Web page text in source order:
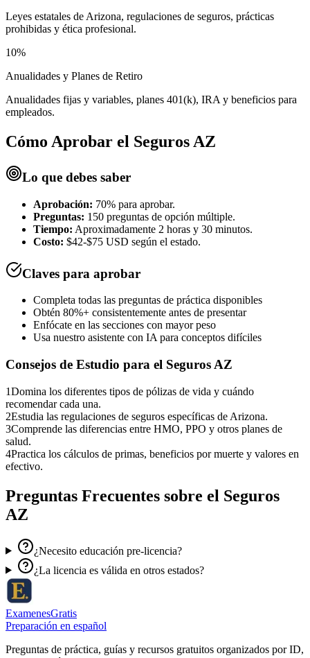
Leyes estatales de Arizona, regulaciones de seguros, prácticas
prohibidas y ética profesional.
10%
Anualidades y Planes de Retiro
Anualidades fijas y variables, planes 401(k), IRA y beneficios para
empleados.
Cómo Aprobar el Seguros AZ
Lo que debes saber
Aprobación: 70% para aprobar.
Preguntas: 150 preguntas de opción múltiple.
Tiempo: Aproximadamente 2 horas y 30 minutos.
Costo: $42-$75 USD según el estado.
Claves para aprobar
Completa todas las preguntas de práctica disponibles
Obtén 80%+ consistentemente antes de presentar
Enfócate en las secciones con mayor peso
Usa nuestro asistente con IA para conceptos difíciles
Consejos de Estudio para el Seguros AZ
1Domina los diferentes tipos de pólizas de vida y cuándo
recomendar cada una.
2Estudia las regulaciones de seguros específicas de Arizona.
3Comprende las diferencias entre HMO, PPO y otros planes de
salud.
4Practica los cálculos de primas, beneficios por muerte y valores en
efectivo.
Preguntas Frecuentes sobre el Seguros
AZ
¿Necesito educación pre-licencia?
¿La licencia es válida en otros estados?
ExamenesGratis
Preparación en español
Preguntas de práctica, guías y recursos gratuitos organizados por ID,